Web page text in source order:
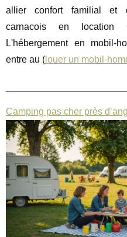
allier confort familial et
carnacois en
L'hébergement en mobil-
entre au ( louer un mobil-
Camping pas cher près